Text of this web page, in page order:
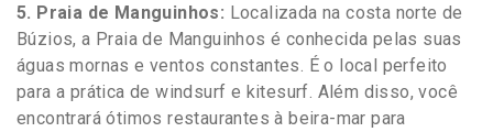
5. Praia de Manguinhos: Localizada na costa norte de
Búzios, a Praia de Manguinhos é conhecida pelas suas
águas mornas e ventos constantes. É o local perfeito
para a prática de windsurf e kitesurf. Além disso, você
encontrará ótimos restaurantes à beira-mar para